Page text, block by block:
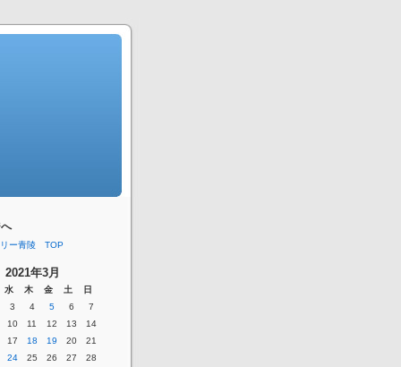
リー青陵 TOP
2021年3月
水 木 金 土 日
3 4 5 6
7
10 11 12 13
14
17 18 19 20
21
24 25 26 27
28